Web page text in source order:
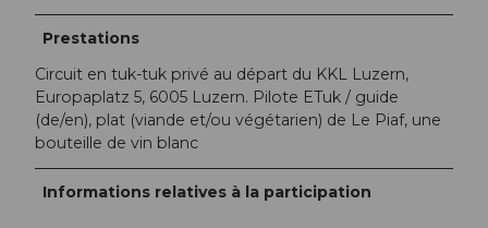
Prestations
Circuit en tuk-tuk privé au départ du KKL Luzern,
Europaplatz 5, 6005 Luzern. Pilote ETuk / guide
(de/en), plat (viande et/ou végétarien) de Le Piaf, une
bouteille de vin blanc
Informations relatives à la participation